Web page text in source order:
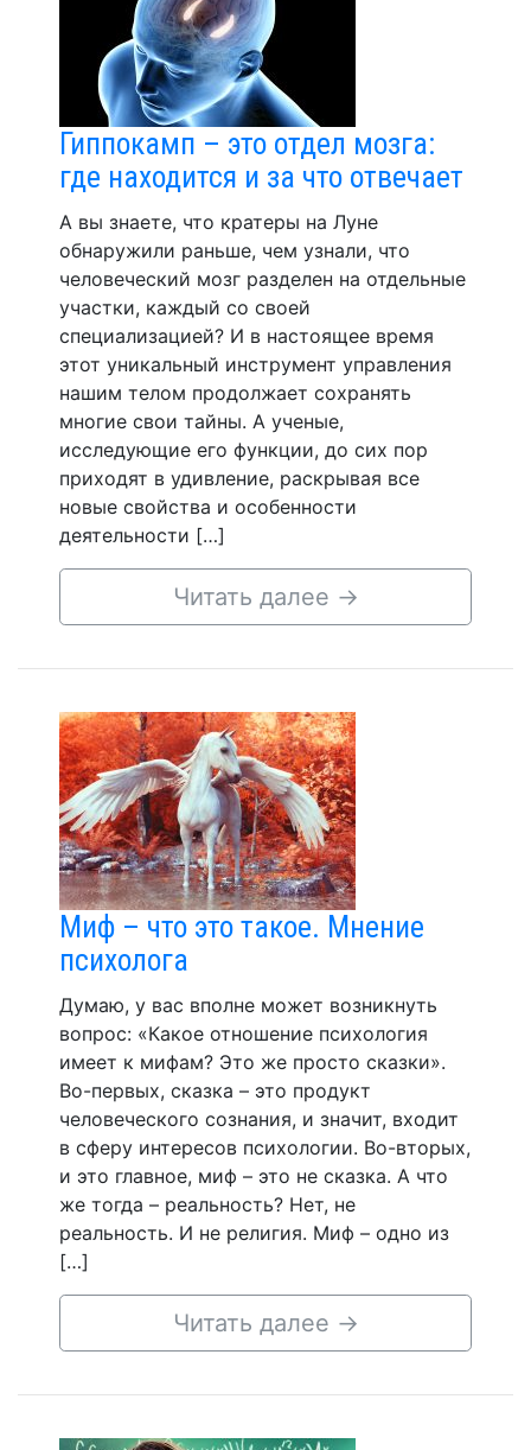
Гиппокамп – это отдел мозга:
где находится и за что отвечает
А вы знаете, что кратеры на Луне
обнаружили раньше, чем узнали, что
человеческий мозг разделен на отдельные
участки, каждый со своей
специализацией? И в настоящее время
этот уникальный инструмент управления
нашим телом продолжает сохранять
многие свои тайны. А ученые,
исследующие его функции, до сих пор
приходят в удивление, раскрывая все
новые свойства и особенности
деятельности […]
Читать далее →
Миф – что это такое. Мнение
психолога
Думаю, у вас вполне может возникнуть
вопрос: «Какое отношение психология
имеет к мифам? Это же просто сказки».
Во-первых, сказка – это продукт
человеческого сознания, и значит, входит
в сферу интересов психологии. Во-вторых,
и это главное, миф – это не сказка. А что
же тогда – реальность? Нет, не
реальность. И не религия. Миф – одно из
[…]
Читать далее →